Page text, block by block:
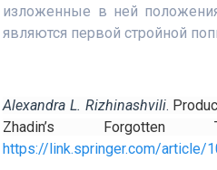
изложенные в ней
являются первой стройной
Alexandra L. Rizhinashvili.
Zhadin’s
https://link.springer.com/article/